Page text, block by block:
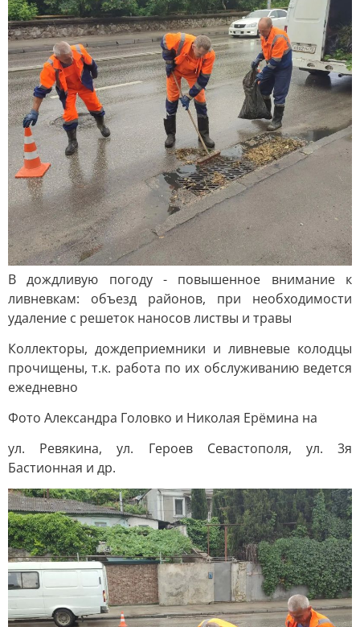
В дождливую погоду - повышенное внимание к
ливневкам: объезд районов, при необходимости
удаление с решеток наносов листвы и травы
Коллекторы, дождеприемники и ливневые колодцы
прочищены, т.к. работа по их обслуживанию ведется
ежедневно
Фото Александра Головко и Николая Ерёмина на
ул. Ревякина, ул. Героев Севастополя, ул. 3я
Бастионная и др.